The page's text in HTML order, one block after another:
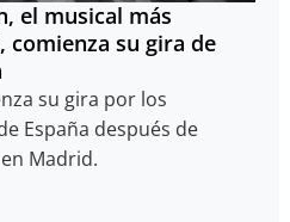
el musical más
su gira de
su gira por los
España después de
Madrid.